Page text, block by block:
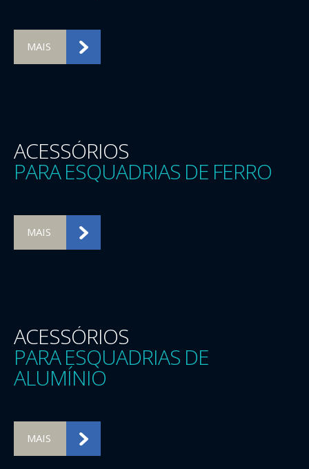
MAIS
ACESSÓRIOS
PARA ESQUADRIAS DE FERRO
MAIS
ACESSÓRIOS
PARA ESQUADRIAS DE
ALUMÍNIO
MAIS